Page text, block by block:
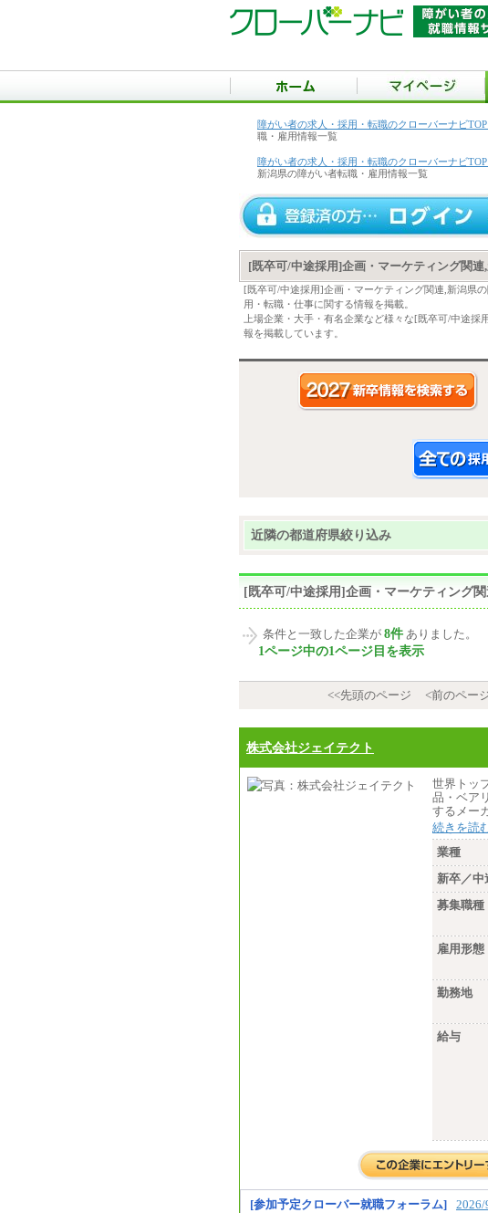
障がい者の求人・採用・転職のクローバーナビTOP
職・雇用情報一覧
障がい者の求人・採用・転職のクローバーナビTOP
新潟県の障がい者転職・雇用情報一覧
[既卒可/中途採用]企画・マーケティング関
[既卒可/中途採用]企画・マーケティング関連,新潟県
用・転職・仕事に関する情報を掲載。
上場企業・大手・有名企業など様々な[既卒可/中途
報を掲載しています。
近隣の都道府県絞り込み
[既卒可/中途採用]企画・マーケティング
条件と一致した企業が 8件 ありました。
1ページ中の1ページ目を表示
<<先頭のページ
<前のペー
株式会社ジェイテクト
世界トッ
品・ベア
するメー
続きを読
業種
新卒／中
募集職種
雇用形態
勤務地
給与
[参加予定クローバー就職フォーラム] 2026/